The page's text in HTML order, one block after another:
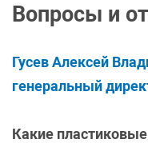
Вопросы и
Гусев Алексей
генеральный
Какие